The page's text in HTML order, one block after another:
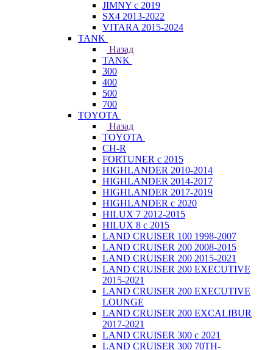
JIMNY с 2019
SX4 2013-2022
VITARA 2015-2024
TANK
Назад
TANK
300
400
500
700
TOYOTA
Назад
TOYOTA
CH-R
FORTUNER с 2015
HIGHLANDER 2010-2014
HIGHLANDER 2014-2017
HIGHLANDER 2017-2019
HIGHLANDER с 2020
HILUX 7 2012-2015
HILUX 8 с 2015
LAND CRUISER 100 1998-2007
LAND CRUISER 200 2008-2015
LAND CRUISER 200 2015-2021
LAND CRUISER 200 EXECUTIVE
2015-2021
LAND CRUISER 200 EXECUTIVE
LOUNGE
LAND CRUISER 200 EXCALIBUR
2017-2021
LAND CRUISER 300 с 2021
LAND CRUISER 300 70TH-